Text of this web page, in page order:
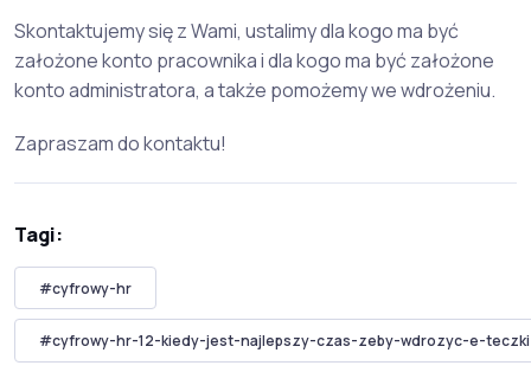
Skontaktujemy się z Wami, ustalimy dla kogo ma być
założone konto pracownika i dla kogo ma być założone
konto administratora, a także pomożemy we wdrożeniu.
Zapraszam do kontaktu!
Tagi:
#cyfrowy-hr
#cyfrowy-hr-12-kiedy-jest-najlepszy-czas-zeby-wdrozyc-e-